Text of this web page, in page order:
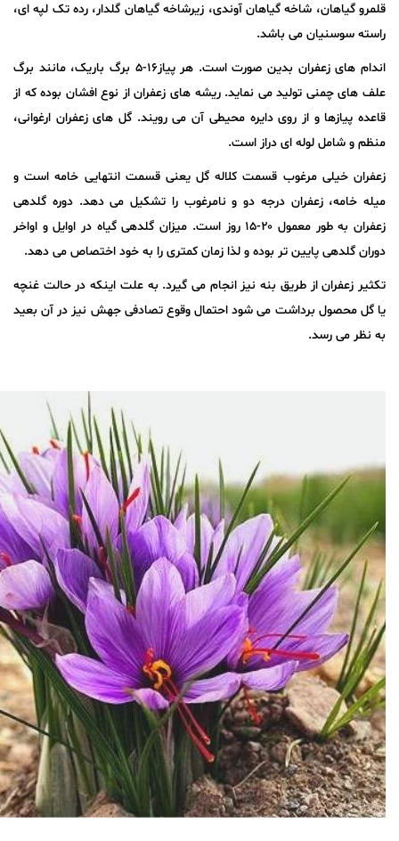
قلمرو گیاهان، شاخه گیاهان آوندی، زیرشاخه گیاهان گلدار، رده تک لپه ای،
راسته سوسنیان می باشد.
اندام های زعفران بدین صورت است. هر پیاز۱۶-۵ برگ باریک، مانند برگ
علف های چمنی تولید می نماید. ریشه های زعفران از نوع افشان بوده که از
قاعده پیازها و از روی دایره محیطی آن می رویند. گل های زعفران ارغوانی،
منظم و شامل لوله ای دراز است.
زعفران خیلی مرغوب قسمت کلاله گل یعنی قسمت انتهایی خامه است و
میله خامه، زعفران درجه دو و نامرغوب را تشکیل می دهد. دوره گلدهی
زعفران به طور معمول ۲۰-۱۵ روز است. میزان گلدهی گیاه در اوایل و اواخر
دوران گلدهی پایین تر بوده و لذا زمان کمتری را به خود اختصاص می دهد.
تکثیر زعفران از طریق بنه نیز انجام می گیرد. به علت اینکه در حالت غنچه
یا گل محصول برداشت می شود احتمال وقوع تصادفی جهش نیز در آن بعید
به نظر می رسد.